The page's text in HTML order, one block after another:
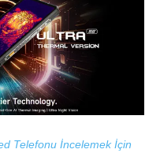
Telefonu İncelemek İçin